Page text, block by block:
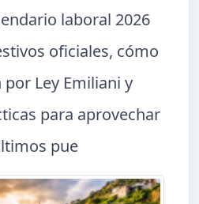
laboral 2026
oficiales, cómo
Ley Emiliani y
para aprovechar
pue